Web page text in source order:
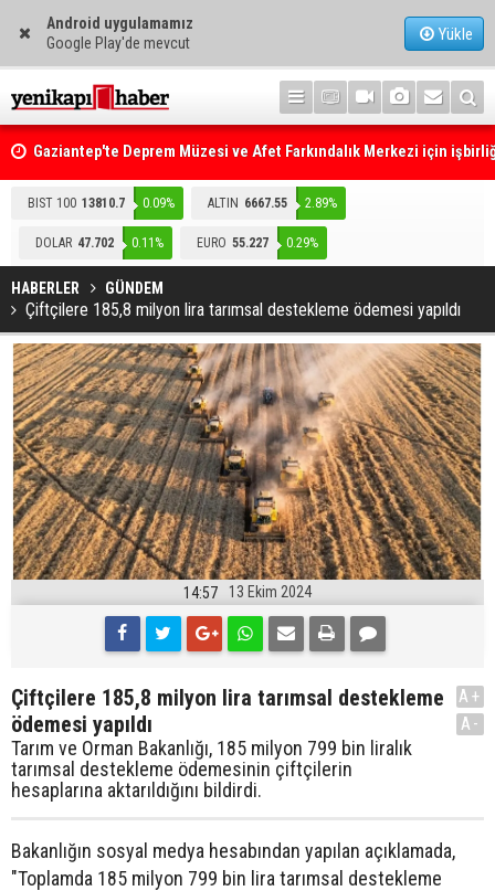
Android uygulamamız
Google Play'de mevcut
Yükle
Gaziantep'te Deprem Müzesi ve Afet Farkındalık Merkezi için
protokolü imzalandı
BIST 100 13810.7 0.09% ALTIN 6667.55 2.89%
DOLAR 47.702 0.11% EURO 55.227 0.29%
HABERLER GÜNDEM
Çiftçilere 185,8 milyon lira tarımsal destekleme ödemesi yapıldı
14:57 13 Ekim 2024
Çiftçilere 185,8 milyon lira tarımsal destekleme
ödemesi yapıldı
Tarım ve Orman Bakanlığı, 185 milyon 799 bin liralık
tarımsal destekleme ödemesinin çiftçilerin
hesaplarına aktarıldığını bildirdi.
A+
A-
Bakanlığın sosyal medya hesabından yapılan açıklamada,
"Toplamda 185 milyon 799 bin lira tarımsal destekleme